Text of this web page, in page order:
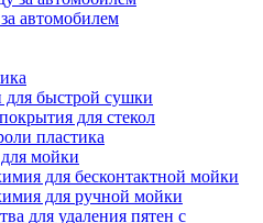
автомобилем
для быстрой сушки
для стекол
пластика
мойки
для бесконтактной мойки
для ручной мойки
для удаления пятен с